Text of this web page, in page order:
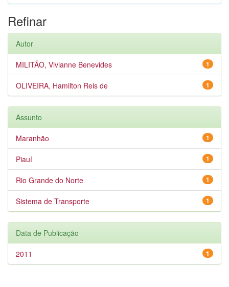
Refinar
Autor
1
MILITÃO, Vivianne Benevides
1
OLIVEIRA, Hamilton Reis de
Assunto
1
Maranhão
1
Piauí
1
Rio Grande do Norte
1
Sistema de Transporte
Data de Publicação
1
2011